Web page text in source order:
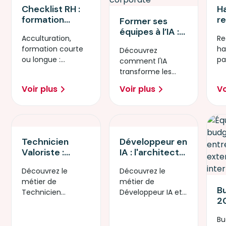
Checklist RH :
formation
ou
acculturation…
quel format
Acculturation,
formation courte
ou longue :
faire le bon choix.
Voir plus
Former ses
équipes à l’IA :
stratégique
pour les
entreprises
Découvrez
comment l'IA
transforme les
booste la
productivité.
Voir plus
Technicien
Valoriste :
à votre carrière
en réparant le
futur
Découvrez le
métier de
Technicien
Développeur en
IA : l'architecte
technologique
Découvrez le
métier de
Développeur IA et